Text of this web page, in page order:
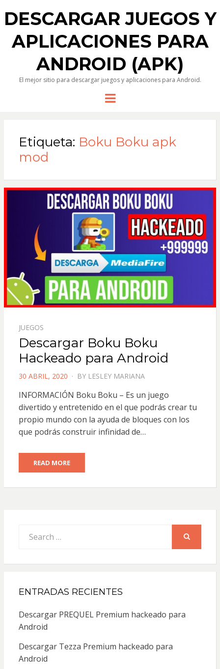
DESCARGAR JUEGOS Y
APLICACIONES PARA
ANDROID (APK)
El mejor sitio para descargar juegos y aplicaciones para Android.
Menu
Etiqueta: Boku Boku apk
mod
JUEGOS
Descargar Boku Boku
Hackeado para Android
POSTED
30 ABRIL, 2020 BY LESLEY MARIANA
INFORMACIÓN Boku Boku – Es un juego
divertido y entretenido en el que podrás crear tu
propio mundo con la ayuda de bloques con los
que podrás construir infinidad de…
READ MORE
for:
ENTRADAS RECIENTES
Descargar PREQUEL Premium hackeado para
Android
Descargar Tezza Premium hackeado para
Android